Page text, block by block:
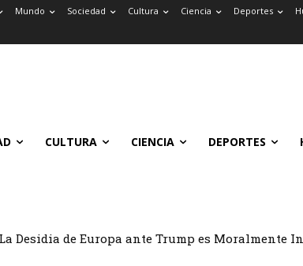
Mundo Sociedad Cultura Ciencia Deportes
CULTURA CIENCIA DEPORTES
Desidia de Europa ante Trump es Moralmente